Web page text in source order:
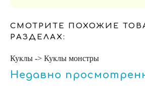
СМОТРИТЕ ПОХОЖИЕ
РАЗДЕЛАХ:
Куклы -> Куклы монстры
Недавно